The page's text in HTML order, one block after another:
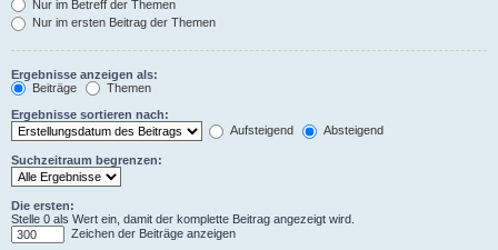
Nur im Betreff der Themen
Nur im ersten Beitrag der Themen
Ergebnisse anzeigen als:
Beiträge
Themen
Ergebnisse sortieren nach:
Aufsteigend
Absteigend
Suchzeitraum begrenzen:
Die ersten:
Stelle 0 als Wert ein, damit der komplette Beitrag angezeigt wird.
Zeichen der Beiträge anzeigen